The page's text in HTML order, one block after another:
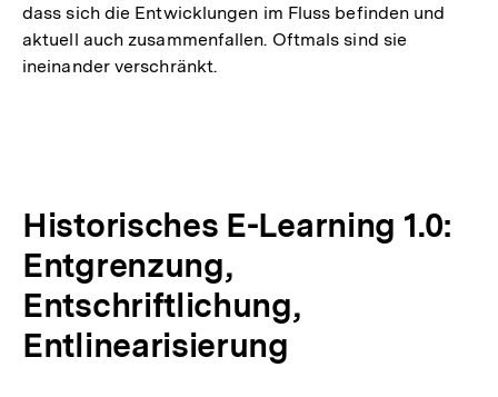
dass sich die Entwicklungen im Fluss befinden und
aktuell auch zusammenfallen. Oftmals sind sie
ineinander verschränkt.
Historisches E-Learning 1.0:
Entgrenzung,
Entschriftlichung,
Entlinearisierung